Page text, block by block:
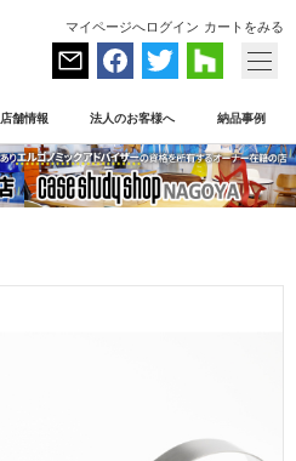
マイページへログイン カートをみる
店舗情報 法人のお客様へ 納品事例